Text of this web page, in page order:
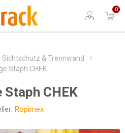
0
Sichtschutz & Trennwand
Staph CHEK
Staph CHEK
Ropimex